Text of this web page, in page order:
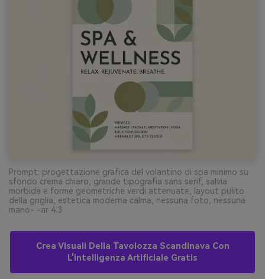
Prompt: progettazione grafica del volantino di spa minimo su
sfondo crema chiaro, grande tipografia sans serif, salvia
morbida e forme geometriche verdi attenuate, layout pulito
della griglia, estetica moderna calma, nessuna foto, nessuna
mano- -ar 4:3
Crea Visuali Della Tavolozza Scandinava Con
L'intelligenza Artificiale Gratis